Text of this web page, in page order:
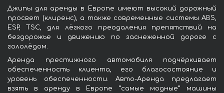
Джипы для аренды в Европе имеют высокий дорожный
просвет (клиренс), а также современные системы ABS,
ESP, TSC, для лёгкого преодаления препятствий на
бездорожье и движению по заснеженной дороге с
гололёдом.
Аренда престижного автомобиля подчёркивает
обеспеченность клиента, его благосостояние и
уровень обеспеченности. Авто-Аренда предлагает
взять в аренду в Европе “самые модные” машины